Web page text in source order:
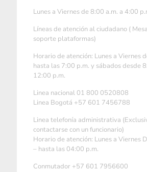
Lunes a Viernes de 8:00 a.m. a 4:00
Líneas de atención al ciudadano (
soporte plataformas)
Horario de atención: Lunes a Viernes
hasta las 7:00 p.m. y sábados desde
12:00 p.m.
Linea nacional 01 800 0520808
Linea Bogotá +57 601 7456788
Linea telefonía administrativa
contactarse con un funcionario)
Horario de atención: Lunes a Viernes
– hasta las 04:00 p.m.
Conmutador +57 601 7956600